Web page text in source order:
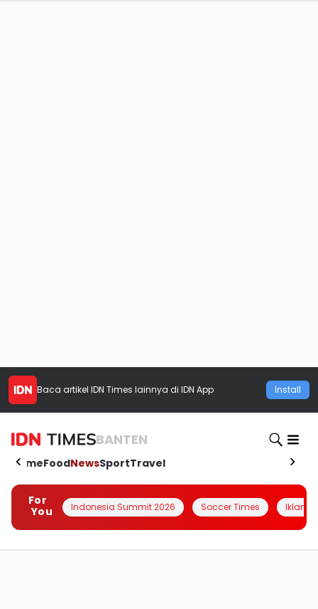
Baca artikel IDN Times lainnya di IDN App Install
BANTEN
HomeFoodNewsSportTravel
For
You
Indonesia Summit 2026 Soccer Times Iklanin